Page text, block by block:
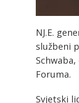
NJ.E.
službeni
Foruma.
Svjetski